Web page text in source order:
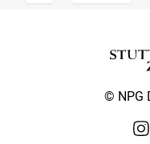
© NPG